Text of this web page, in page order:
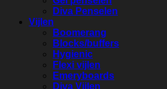
Diva Penselen
Vijlen
Boomerang
Blocks/buffers
Hygienic
Flexi vijlen
Emeryboards
Diva Vijlen